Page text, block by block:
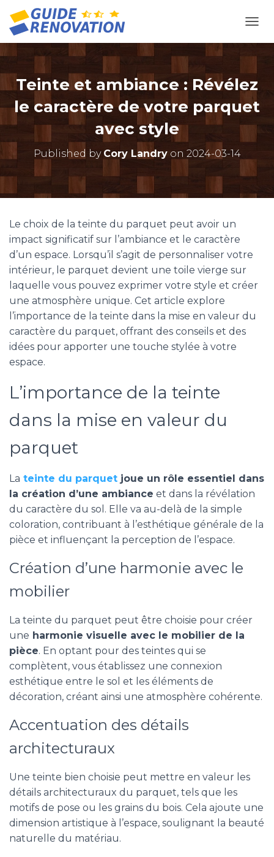
Teinte et ambiance : Révélez
le caractère de votre parquet
avec style
Published by Cory Landryon 2024-03-14
Le choix de la teinte du parquet peut avoir un
impact significatif sur l’ambiance et le caractère
d’un espace. Lorsqu’il s’agit de personnaliser votre
intérieur, le parquet devient une toile vierge sur
laquelle vous pouvez exprimer votre style et créer
une atmosphère unique. Cet article explore
l’importance de la teinte dans la mise en valeur du
caractère du parquet, offrant des conseils et des
idées pour apporter une touche stylée à votre
espace.
L’importance de la teinte
dans la mise en valeur du
parquet
La teinte du parquet joue un rôle essentiel dans
la création d’une ambiance et dans la révélation
du caractère du sol. Elle va au-delà de la simple
coloration, contribuant à l’esthétique générale de la
pièce et influençant la perception de l’espace.
Création d’une harmonie avec le
mobilier
La teinte du parquet peut être choisie pour créer
une harmonie visuelle avec le mobilier de la
pièce. En optant pour des teintes qui se
complètent, vous établissez une connexion
esthétique entre le sol et les éléments de
décoration, créant ainsi une atmosphère cohérente.
Accentuation des détails
architecturaux
Une teinte bien choisie peut mettre en valeur les
détails architecturaux du parquet, tels que les
motifs de pose ou les grains du bois. Cela ajoute une
dimension artistique à l’espace, soulignant la beauté
naturelle du matériau.